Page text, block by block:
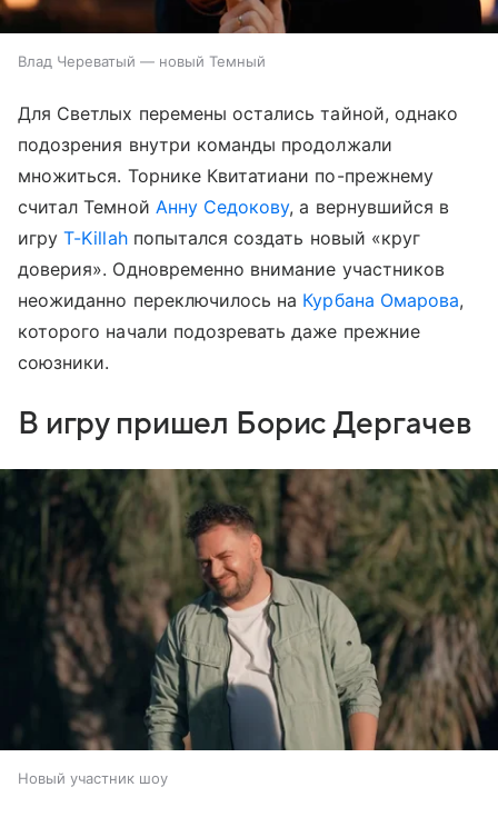
Влад Череватый — новый Темный
Для Светлых перемены остались тайной, однако
подозрения внутри команды продолжали
множиться. Торнике Квитатиани по-прежнему
считал Темной Анну Седокову, а вернувшийся в
игруT-Killahпопытался создать новый «круг
доверия». Одновременно внимание участников
неожиданно переключилось на Курбана Омарова,
которого начали подозревать даже прежние
союзники.
В игру пришел Борис Дергачев
Новый участник шоу